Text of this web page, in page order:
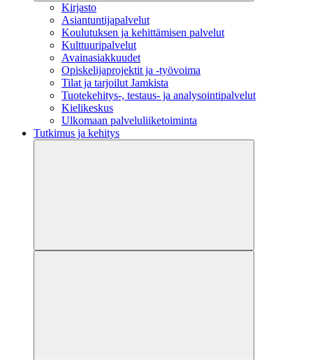
Kirjasto
Asiantuntijapalvelut
Koulutuksen ja kehittämisen palvelut
Kulttuuripalvelut
Avainasiakkuudet
Opiskelijaprojektit​ ja -työvoima
Tilat ja tarjoilut Jamkista
Tuotekehitys-, testaus- ja analysointipalvelut
Kielikeskus
Ulkomaan palveluliiketoiminta
Tutkimus ja kehitys